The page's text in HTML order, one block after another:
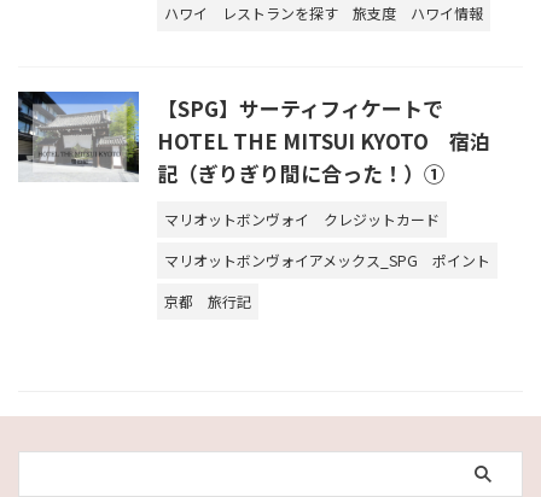
ハワイ レストランを探す 旅支度 ハワイ情報
【SPG】サーティフィケートで
HOTEL THE MITSUI KYOTO 宿泊
記（ぎりぎり間に合った！）①
マリオットボンヴォイ
クレジットカード
マリオットボンヴォイアメックス_SPG
ポイント
京都
旅行記